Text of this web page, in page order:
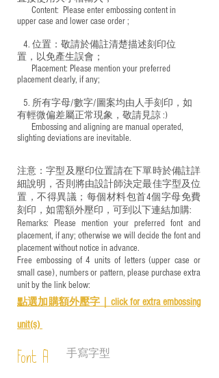
​ Content: Please enter embossing content in
upper case and lower case order ;
4. 位置：敬請於備註清楚描述刻印位
置，以免產生誤會；
​ Placement: Please mention your preferred
placement clearly, if any;
5. 所有字母/數字/圖案均由人手刻印，如
有輕微偏差屬正常現象，敬請見諒 :)
​ Embossing and aligning are manual operated,
slighting deviations are inevitable.
注意：字型及壓印位置請在下單時於備註詳
細說明，否則將由設計師決定最佳字型及位
置，不得異議；每個材料包首4個字母免費
刻印，如需額外壓印，可到以下連結加購:
Remarks: Please mention your preferred font and
placement, if any; otherwise we will decide the font and
placement without notice in advance.
Free embossing of 4 units of letters (upper case or
small case), numbers or pattern, please purchase extra
unit by the link below:
點選加購額外壓字｜ click for extra embossing
unit(s)
Font A 手寫字型